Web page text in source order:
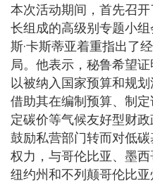
本次活动期间，首先召
长组成的高级别专题小
斯·卡斯蒂亚着重指出了
局。他表示，秘鲁希望
以被纳入国家预算和规
借助其在编制预算、制
定碳价等气候友好型财
鼓励私营部门转而对低
权力，与哥伦比亚、墨
纽约州和不列颠哥伦比亚